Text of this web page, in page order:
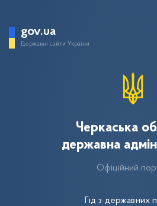
gov.ua
Державні сайти України
Гід з державних
Черкаська
державна
Офіційний